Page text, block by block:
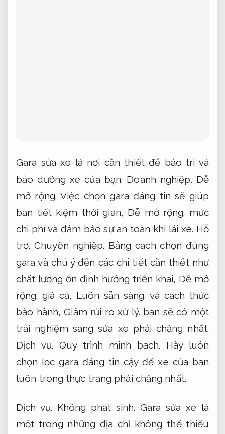
Gara sửa xe là nơi cần thiết để bảo trì và
bảo dưỡng xe của bạn. Doanh nghiệp. Dễ
mở rộng. Việc chọn gara đáng tin sẽ giúp
bạn tiết kiệm thời gian, Dễ mở rộng. mức
chi phí và đảm bảo sự an toàn khi lái xe. Hỗ
trợ. Chuyên nghiệp. Bằng cách chọn đúng
gara và chú ý đến các chi tiết cần thiết như
chất lượng ổn định hướng triển khai, Dễ mở
rộng. giá cả, Luôn sẵn sàng. và cách thức
bảo hành,Giảm rủi ro xử lý. bạn sẽ có một
trải nghiệm sang sửa xe phải chăng nhất.
Dịch vụ. Quy trình minh bạch. Hãy luôn
chọn lọc gara đáng tin cậy để xe của bạn
luôn trong thực trạng phải chăng nhất.
Dịch vụ. Không phát sinh. Gara sửa xe là
một trong những địa chỉ không thể thiếu